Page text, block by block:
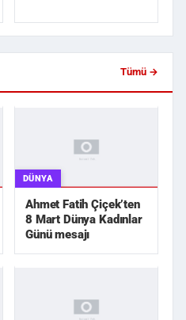
Tümü →
DÜNYA
Ahmet Fatih Çiçek’ten
8 Mart Dünya Kadınlar
Günü mesajı